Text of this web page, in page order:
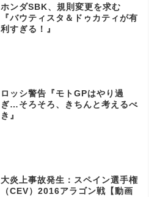
ホンダSBK、規則変更を求む
『バウティスタ＆ドゥカティが有
利すぎる！』
ロッシ警告『モトGPはやり過
ぎ…そろそろ、きちんと考えるべ
き』
大炎上事故発生：スペイン選手権
（CEV）2016アラゴン戦【動画